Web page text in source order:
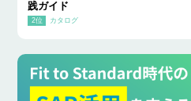
践ガイド
カタログ